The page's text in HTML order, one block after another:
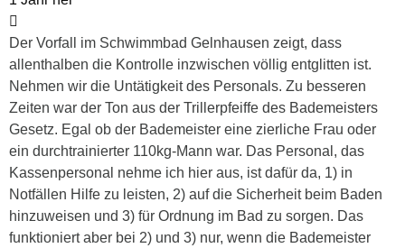
Der Vorfall im Schwimmbad Gelnhausen zeigt, dass
allenthalben die Kontrolle inzwischen völlig entglitten ist.
Nehmen wir die Untätigkeit des Personals. Zu besseren
Zeiten war der Ton aus der Trillerpfeiffe des Bademeisters
Gesetz. Egal ob der Bademeister eine zierliche Frau oder
ein durchtrainierter 110kg-Mann war. Das Personal, das
Kassenpersonal nehme ich hier aus, ist dafür da, 1) in
Notfällen Hilfe zu leisten, 2) auf die Sicherheit beim Baden
hinzuweisen und 3) für Ordnung im Bad zu sorgen. Das
funktioniert aber bei 2) und 3) nur, wenn die Bademeister